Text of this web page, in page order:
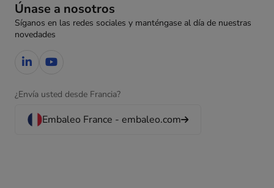
Únase a nosotros
Síganos en las redes sociales y manténgase al día de nuestras
novedades
¿Envía usted desde Francia?
Embaleo France - embaleo.com